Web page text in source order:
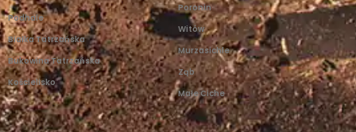
Podhale
Białka Tatrzańska
Bukowina Tatrzańska
Kościelisko
Poronin
Witów
Murzasichle
Ząb
Małe Ciche